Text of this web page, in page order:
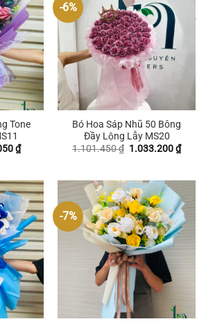
Tone
₫Giá
hiện
400.050 ₫.
-6%
Bó Hoa Sáp Nhũ 50 Bông
Đầy Lộng Lẫy MS20
1.101.450₫ Giá
1.033.200₫Giá
hiện
-7%